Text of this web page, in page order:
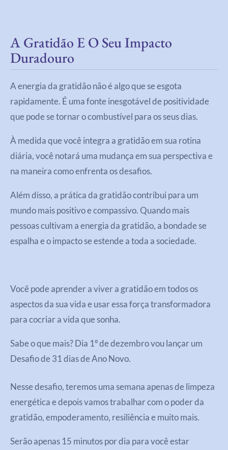
A Gratidão E O Seu Impacto
Duradouro
A energia da gratidão não é algo que se esgota
rapidamente. É uma fonte inesgotável de positividade
que pode se tornar o combustível para os seus dias.
À medida que você integra a gratidão em sua rotina
diária, você notará uma mudança em sua perspectiva e
na maneira como enfrenta os desafios.
Além disso, a prática da gratidão contribui para um
mundo mais positivo e compassivo. Quando mais
pessoas cultivam a energia da gratidão, a bondade se
espalha e o impacto se estende a toda a sociedade.
Você pode aprender a viver a gratidão em todos os
aspectos da sua vida e usar essa força transformadora
para cocriar a vida que sonha.
Sabe o que mais? Dia 1º de dezembro vou lançar um
Desafio de 31 dias de Ano Novo.
Nesse desafio, teremos uma semana apenas de limpeza
energética e depois vamos trabalhar com o poder da
gratidão, empoderamento, resiliência e muito mais.
Serão apenas 15 minutos por dia para você estar